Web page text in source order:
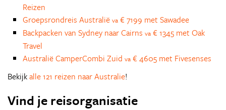
Reizen
Groepsrondreis Australië va € 7199 met Sawadee
Backpacken van Sydney naar Cairns va € 1345 met Oak
Travel
Australië CamperCombi Zuid va € 4605 met Fivesenses
Bekijkalle 121 reizen naar Australie!
Vind je reisorganisatie